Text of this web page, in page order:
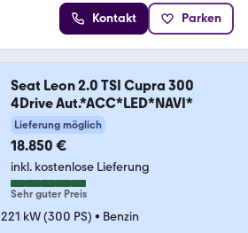
Kontakt Parken
Seat Leon 2.0 TSI Cupra 300
4Drive Aut.*ACC*LED*NAVI*
Lieferung möglich
18.850 €
inkl. kostenlose Lieferung
Sehr guter Preis
221 kW (300 PS) • Benzin